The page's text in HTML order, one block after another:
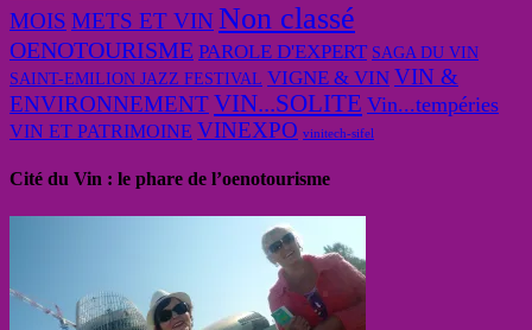
MOIS METS ET VIN Non classé
OENOTOURISME PAROLE D'EXPERT SAGA DU VIN
SAINT-EMILION JAZZ FESTIVAL VIGNE & VIN VIN &
ENVIRONNEMENTVIN...SOLITE Vin...tempéries
VIN ET PATRIMOINE VINEXPO vinitech-sifel
Cité du Vin : le phare de l’oenotourisme